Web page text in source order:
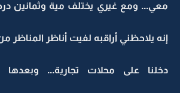
معي... ومع غيري يختلف مية وثمانين
إنه يلاحظني أراقبه لفيت أناظر المناظر
دخلنا على محلات تجارية...